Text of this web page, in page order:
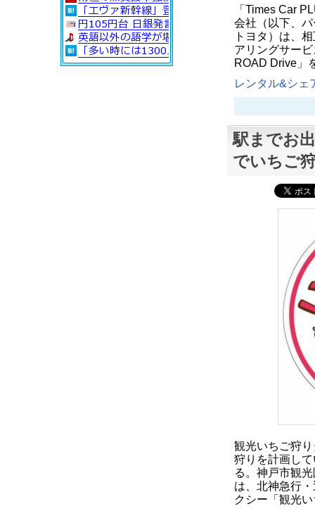
「Times Car
会社（以下、
トヨタ）は、
アリングサー
ROAD Drive」
レンタル&シェ
駅までお
でいちご
観光いちご狩
狩りを計画し
る。神戸市観
は、北神急行
クシー「観光